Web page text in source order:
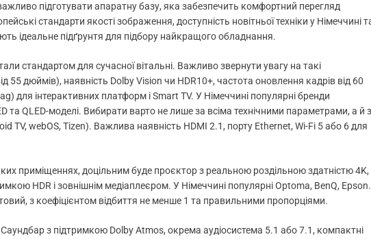
підготувати апаратну базу, яка забезпечить комфортний перегляд
стандарти якості зображення, доступність новітньої техніки у Німеччині
ідеальне підґрунтя для підбору найкращого обладнання.
стандартом для сучасної вітальні. Важливо звернути увагу на такі
55 дюймів), наявність Dolby Vision чи HDR10+, частота оновлення кадрів від 60
для інтерактивних платформ і Smart TV. У Німеччині популярні бренди
та QLED-моделі. Вибирати варто не лише за всіма технічними параметрами, а й з
TV, webOS, Tizen). Важлива наявність HDMI 2.1, порту Ethernet, Wi-Fi 5 або 6 для
приміщеннях, доцільним буде проєктор з реальною роздільною здатністю 4K,
HDR і зовнішнім медіаплеєром. У Німеччині популярні Optoma, BenQ, Epson.
з коефіцієнтом відбиття не менше 1 та правильними пропорціями.
з підтримкою Dolby Atmos, окрема аудіосистема 5.1 або 7.1, компактні